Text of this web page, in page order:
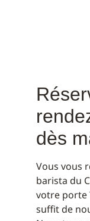
dès
Vous vous
barista du
votre porte
suffit de